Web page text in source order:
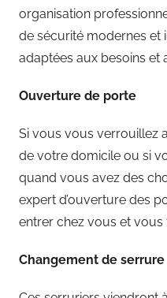
organisation
de sécurité modernes et
adaptées aux besoins et
Ouverture de porte
Si vous vous verrouillez
de votre domicile ou si
quand vous avez des
expert d’ouverture des
entrer chez vous et
Changement de serrure